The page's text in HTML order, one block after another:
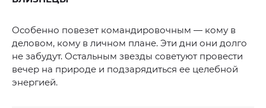
Особенно повезет командировочным — кому в
деловом, кому в личном плане. Эти дни они долго
не забудут. Остальным звезды советуют провести
вечер на природе и подзарядиться ее целебной
энергией.